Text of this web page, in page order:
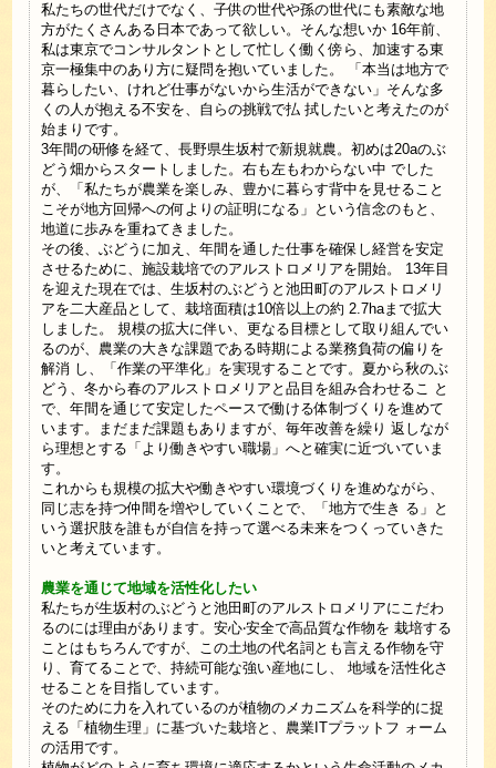
私たちの世代だけでなく、⼦供の世代や孫の世代にも素敵な地
⽅がたくさんある⽇本であって欲しい。そんな想いか 16年前、
私は東京でコンサルタントとして忙しく働く傍ら、加速する東
京⼀極集中のあり⽅に疑問を抱いていました。 「本当は地⽅で
暮らしたい、けれど仕事がないから⽣活ができない」そんな多
くの⼈が抱える不安を、⾃らの挑戦で払 拭したいと考えたのが
始まりです。
3年間の研修を経て、⻑野県⽣坂村で新規就農。初めは20aのぶ
どう畑からスタートしました。右も左もわからない中 でした
が、「私たちが農業を楽しみ、豊かに暮らす背中を⾒せること
こそが地⽅回帰への何よりの証明になる」という信念のもと、
地道に歩みを重ねてきました。
その後、ぶどうに加え、年間を通した仕事を確保し経営を安定
させるために、施設栽培でのアルストロメリアを開始。 13年⽬
を迎えた現在では、⽣坂村のぶどうと池⽥町のアルストロメリ
アを⼆⼤産品として、栽培⾯積は10倍以上の約 2.7haまで拡⼤
しました。 規模の拡⼤に伴い、更なる⽬標として取り組んでい
るのが、農業の⼤きな課題である時期による業務負荷の偏りを
解消 し、「作業の平準化」を実現することです。夏から秋のぶ
どう、冬から春のアルストロメリアと品⽬を組み合わせるこ と
で、年間を通じて安定したペースで働ける体制づくりを進めて
います。まだまだ課題もありますが、毎年改善を繰り 返しなが
ら理想とする「より働きやすい職場」へと確実に近づいていま
す。
これからも規模の拡⼤や働きやすい環境づくりを進めながら、
同じ志を持つ仲間を増やしていくことで、「地⽅で⽣き る」と
いう選択肢を誰もが⾃信を持って選べる未来をつくっていきた
いと考えています。
農業を通じて地域を活性化したい
私たちが⽣坂村のぶどうと池⽥町のアルストロメリアにこだわ
るのには理由があります。安⼼‧安全で⾼品質な作物を 栽培する
ことはもちろんですが、この⼟地の代名詞とも⾔える作物を守
り、育てることで、持続可能な強い産地にし、 地域を活性化さ
せることを⽬指しています。
そのために⼒を⼊れているのが植物のメカニズムを科学的に捉
える「植物⽣理」に基づいた栽培と、農業ITプラットフ ォーム
の活⽤です。